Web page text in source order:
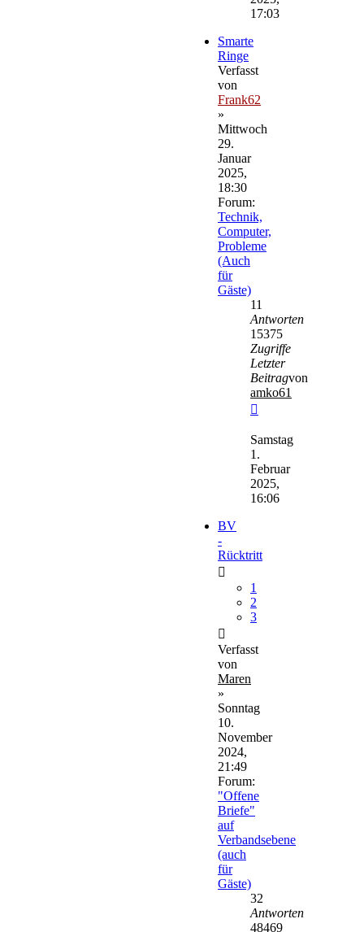
17:03
Smarte
Ringe
Verfasst
von
Frank62
»
Mittwoch
29.
Januar
2025,
18:30
Forum:
Technik,
Computer,
Probleme
(Auch
für
Gäste)
11
Antworten
15375
Zugriffe
Letzter
Beitragvon
amko61
Beitrag
Samstag
1.
Februar
2025,
16:06
BV
-
Rücktritt
1
2
3
Verfasst
von
Maren
»
Sonntag
10.
November
2024,
21:49
Forum:
"Offene
Briefe"
auf
Verbandsebene
(auch
für
Gäste)
32
Antworten
48469